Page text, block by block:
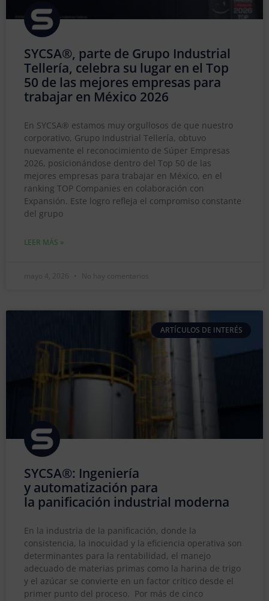
SYCSA®, parte de Grupo Industrial
Tellería, celebra su lugar en el Top
50 de las mejores empresas para
trabajar en México 2026
En SYCSA® estamos muy orgullosos de que nuestro
corporativo, Grupo Industrial Tellería, obtuvo
nuevamente el reconocimiento de Súper Empresas
2026, posicionándose dentro del Top 50 de las
mejores empresas para trabajar en México, en el
ranking TOP Companies en colaboración con
Expansión. Este logro refleja el compromiso constante
del grupo
LEER MÁS »
mayo 4, 2026 No hay comentarios
ARTÍCULOS DE INTERÉS
SYCSA®: Ingeniería
y automatización para
la panificación industrial moderna
En la industria de la panificación, donde la
consistencia, la inocuidad y la eficiencia operativa son
determinantes para la rentabilidad, el manejo
adecuado de materias primas como la harina de trigo
y el azúcar se convierte en un factor crítico desde el
primer punto del proceso. Por más de cinco